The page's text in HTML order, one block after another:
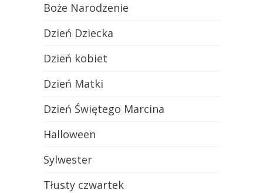
Boże Narodzenie
Dzień Dziecka
Dzień kobiet
Dzień Matki
Dzień Świętego Marcina
Halloween
Sylwester
Tłusty czwartek